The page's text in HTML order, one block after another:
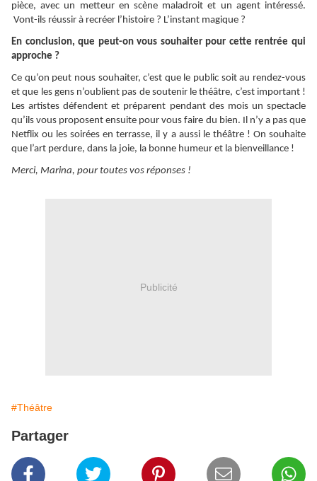
pièce, avec un metteur en scène maladroit et un agent intéressé.
Vont-ils réussir à recréer l’histoire ? L’instant magique ?
En conclusion, que peut-on vous souhaiter pour cette rentrée qui
approche ?
Ce qu’on peut nous souhaiter, c’est que le public soit au rendez-vous
et que les gens n’oublient pas de soutenir le théâtre, c’est important !
Les artistes défendent et préparent pendant des mois un spectacle
qu’ils vous proposent ensuite pour vous faire du bien. Il n’y a pas que
Netflix ou les soirées en terrasse, il y a aussi le théâtre ! On souhaite
que l’art perdure, dans la joie, la bonne humeur et la bienveillance !
Merci, Marina, pour toutes vos réponses !
Publicité
#Théâtre
Partager